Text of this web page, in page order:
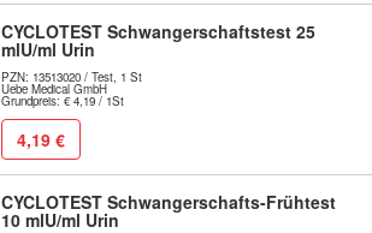
CYCLOTEST Schwangerschaftstest 25
mlU/ml Urin
PZN: 13513020 / Test, 1 St
Uebe Medical GmbH
Grundpreis: € 4,19 / 1St
4,19 €
CYCLOTEST Schwangerschafts-Frühtest
10 mlU/ml Urin